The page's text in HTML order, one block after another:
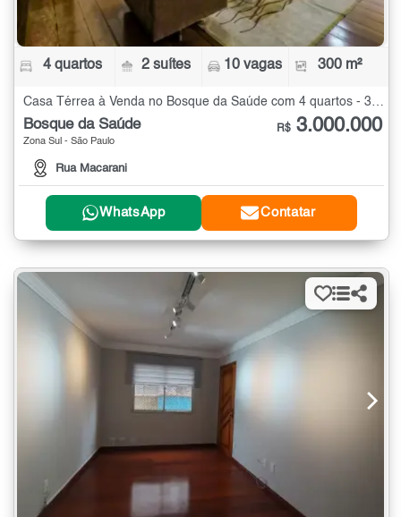
4 quartos 2 suítes 10 vagas 300 m²
Casa Térrea à Venda no Bosque da Saúde com 4 quartos - 300 m²
Bosque da Saúde
Zona Sul - São Paulo
Rua Macarani
R$ 3.000.000
WhatsApp Contatar